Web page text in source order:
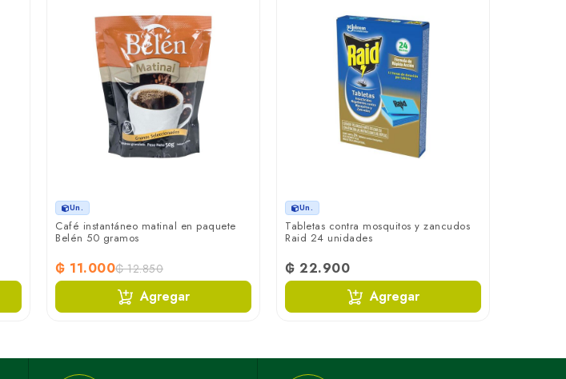
Un.
Café instantáneo matinal en paquete
Belén 50 gramos
₲ 11.000₲ 12.850
Agregar
Un.
Tabletas contra mosquitos y zancudos
Raid 24 unidades
₲ 22.900
Agregar